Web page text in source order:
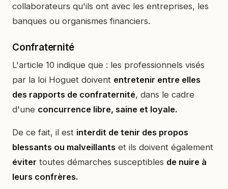
collaborateurs qu'ils ont avec les entreprises, les
banques ou organismes financiers.
Confraternité
L'article 10 indique que : les professionnels visés
par la loi Hoguet doivent entretenir entre elles
des rapports de confraternité, dans le cadre
d'une concurrence libre, saine et loyale.
De ce fait, il est interdit de tenir des propos
blessants ou malveillants et ils doivent également
éviter toutes démarches susceptibles de nuire à
leurs confrères.